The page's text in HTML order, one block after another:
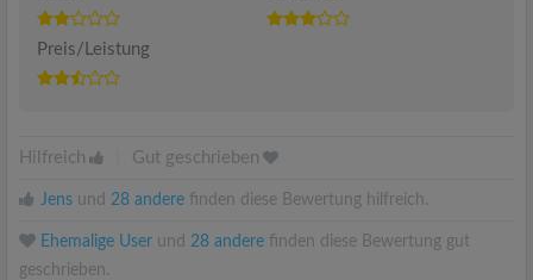
Preis/Leistung
Hilfreich Gut geschrieben
Jens und 28 andere finden diese Bewertung hilfreich.
Ehemalige User und 28 andere finden diese Bewertung gut
geschrieben.